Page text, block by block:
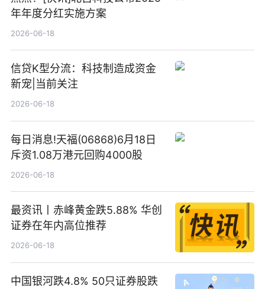
年年度分红实施方案
2026-06-18
信贷K型分流：科技制造成资金
新宠|当前关注
2026-06-18
每日消息!天福(06868)6月18日
斥资1.08万港元回购4000股
2026-06-18
最资讯丨赤峰黄金跌5.88% 华创
证券在年内高位推荐
2026-06-18
中国银河跌4.8% 50只证券股跌